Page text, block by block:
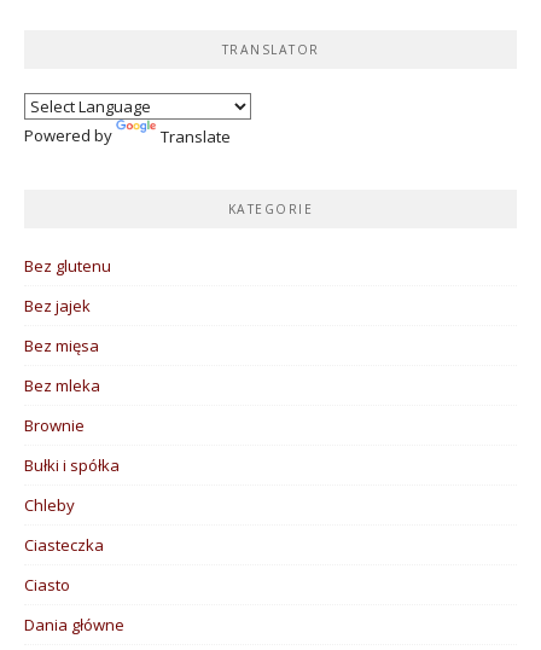
TRANSLATOR
Powered by Translate
KATEGORIE
Bez glutenu
Bez jajek
Bez mięsa
Bez mleka
Brownie
Bułki i spółka
Chleby
Ciasteczka
Ciasto
Dania główne